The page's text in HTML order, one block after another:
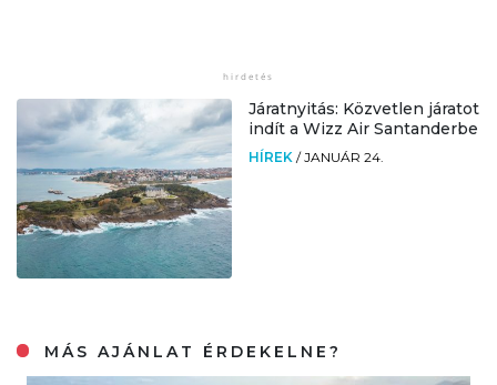
Járatnyitás: Közvetlen járatot
indít a Wizz Air Santanderbe
HÍREK /JANUÁR 24.
MÁS AJÁNLAT ÉRDEKELNE?